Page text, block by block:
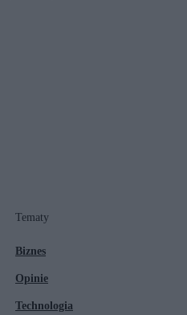
Tematy
Biznes
Opinie
Technologia